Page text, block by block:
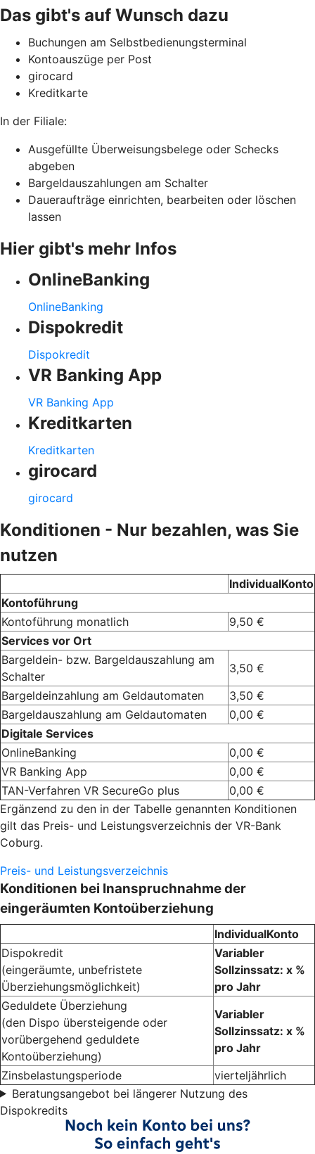
Das gibt's auf Wunsch dazu
Buchungen am Selbstbedienungsterminal
Kontoauszüge per Post
girocard
Kreditkarte
In der Filiale:
Ausgefüllte Überweisungsbelege oder Schecks
abgeben
Bargeldauszahlungen am Schalter
Daueraufträge einrichten, bearbeiten oder löschen
lassen
Hier gibt's mehr Infos
OnlineBanking
OnlineBanking
Dispokredit
Dispokredit
VR Banking App
VR Banking App
Kreditkarten
Kreditkarten
girocard
girocard
Konditionen - Nur bezahlen, was Sie
nutzen
IndividualKonto
Kontoführung
Kontoführung monatlich
9,50 €
Services vor Ort
Bargeldein- bzw. Bargeldauszahlung am
Schalter
3,50 €
Bargeldeinzahlung am Geldautomaten
3,50 €
Bargeldauszahlung am Geldautomaten
0,00 €
Digitale Services
OnlineBanking
0,00 €
VR Banking App
0,00 €
TAN-Verfahren VR SecureGo plus
0,00 €
Ergänzend zu den in der Tabelle genannten Konditionen
gilt das Preis- und Leistungsverzeichnis der VR-Bank
Coburg.
Preis- und Leistungsverzeichnis
Konditionen bei Inanspruchnahme der
eingeräumten Kontoüberziehung
IndividualKonto
Dispokredit
(eingeräumte, unbefristete
Überziehungsmöglichkeit)
Variabler
Sollzinssatz: x %
pro Jahr
Geduldete Überziehung
(den Dispo übersteigende oder
vorübergehend geduldete
Kontoüberziehung)
Variabler
Sollzinssatz: x %
pro Jahr
Zinsbelastungsperiode
vierteljährlich
Beratungsangebot bei längerer Nutzung des
Dispokredits